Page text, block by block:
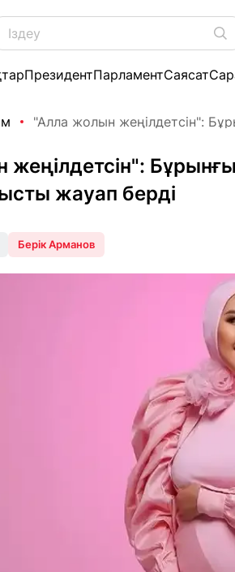
ПрезидентПарламентСаясат
"Алла жолын жеңілдетсін":
жеңілдетсін":
жауап берді
Берік Арманов